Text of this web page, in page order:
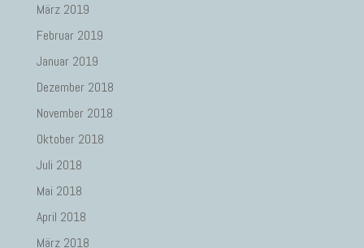
März 2019
Februar 2019
Januar 2019
Dezember 2018
November 2018
Oktober 2018
Juli 2018
Mai 2018
April 2018
März 2018